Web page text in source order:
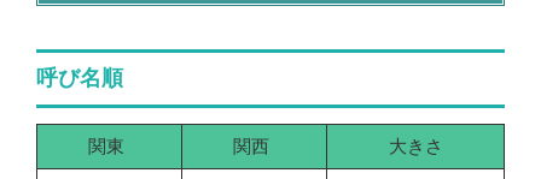
呼び名順
関東 関西 大きさ